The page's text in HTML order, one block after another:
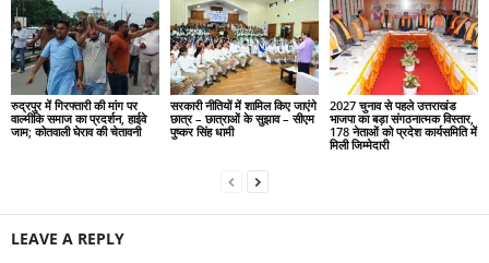
रुद्रपुर में गिरफ्तारी की मांग पर
वाल्मीकि समाज का प्रदर्शन, हाईवे
जाम; कोतवाली घेराव की चेतावनी
सरकारी नीतियों में शामिल किए जाएंगे
छात्र – छात्राओं के सुझाव – सीएम
पुष्कर सिंह धामी
2027 चुनाव से पहले उत्तराखंड
भाजपा का बड़ा संगठनात्मक विस्तार,
178 नेताओं को प्रदेश कार्यसमिति में
मिली जिम्मेदारी
LEAVE A REPLY